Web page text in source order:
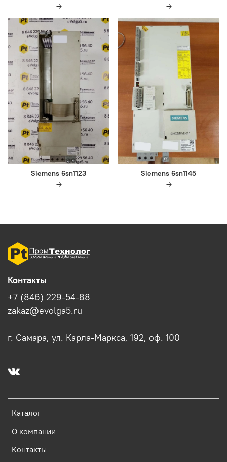
Siemens 6sn1123 Siemens 6sn1145
Каталог
О компании
Контакты
Контакты
+7 (846) 229-54-88
zakaz@evolga5.ru
г. Самара, ул. Карла-Маркса, 192, оф. 100